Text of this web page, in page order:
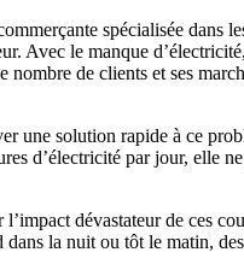
spécialisée dans
Avec le manque
de clients et ses
une solution rapide à ce
d’électricité par jour, elle
dévastateur de ces
la nuit ou tôt le matin,